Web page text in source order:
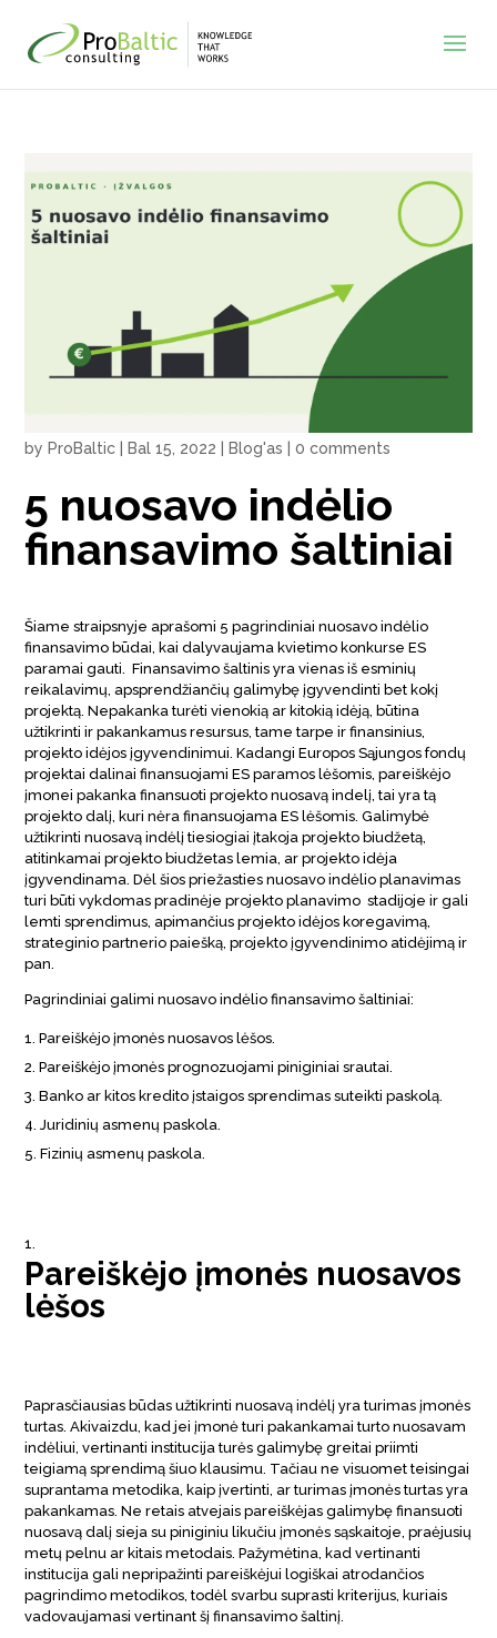
by ProBaltic Bal 15, 2022 Blog'as |0 comments
5 nuosavo indėlio
finansavimo šaltiniai
Šiame straipsnyje aprašomi 5 pagrindiniai nuosavo indėlio
finansavimo būdai, kai dalyvaujama kvietimo konkurse ES
paramai gauti. Finansavimo šaltinis yra vienas iš esminių
reikalavimų, apsprendžiančių galimybę įgyvendinti bet kokį
projektą. Nepakanka turėti vienokią ar kitokią idėją, būtina
užtikrinti ir pakankamus resursus, tame tarpe ir finansinius,
projekto idėjos įgyvendinimui. Kadangi Europos Sąjungos fondų
projektai dalinai finansuojami ES paramos lėšomis, pareiškėjo
įmonei pakanka finansuoti projekto nuosavą indelį, tai yra tą
projekto dalį, kuri nėra finansuojama ES lėšomis. Galimybė
užtikrinti nuosavą indėlį tiesiogiai įtakoja projekto biudžetą,
atitinkamai projekto biudžetas lemia, ar projekto idėja
įgyvendinama. Dėl šios priežasties nuosavo indėlio planavimas
turi būti vykdomas pradinėje projekto planavimo stadijoje ir gali
lemti sprendimus, apimančius projekto idėjos koregavimą,
strateginio partnerio paiešką, projekto įgyvendinimo atidėjimą ir
pan.
Pagrindiniai galimi nuosavo indėlio finansavimo šaltiniai:
Pareiškėjo įmonės nuosavos lėšos.
Pareiškėjo įmonės prognozuojami piniginiai srautai.
Banko ar kitos kredito įstaigos sprendimas suteikti paskolą.
Juridinių asmenų paskola.
Fizinių asmenų paskola.
Pareiškėjo įmonės nuosavos
lėšos
Paprasčiausias būdas užtikrinti nuosavą indėlį yra turimas įmonės
turtas. Akivaizdu, kad jei įmonė turi pakankamai turto nuosavam
indėliui, vertinanti institucija turės galimybę greitai priimti
teigiamą sprendimą šiuo klausimu. Tačiau ne visuomet teisingai
suprantama metodika, kaip įvertinti, ar turimas įmonės turtas yra
pakankamas. Ne retais atvejais pareiškėjas galimybę finansuoti
nuosavą dalį sieja su piniginiu likučiu įmonės sąskaitoje, praėjusių
metų pelnu ar kitais metodais. Pažymėtina, kad vertinanti
institucija gali nepripažinti pareiškėjui logiškai atrodančios
pagrindimo metodikos, todėl svarbu suprasti kriterijus, kuriais
vadovaujamasi vertinant šį finansavimo šaltinį.